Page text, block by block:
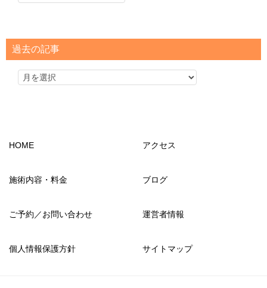
リ
ー
過去の記事
HOME アクセス
施術内容・料金 ブログ
ご予約／お問い合わせ 運営者情報
個人情報保護方針 サイトマップ